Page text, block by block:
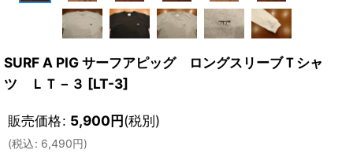
SURF A PIG サーフアピッグ ロングスリーブＴシャ
ツ ＬＴ－３ [LT-3]
販売価格: 5,900円(税別)
(税込: 6,490円)